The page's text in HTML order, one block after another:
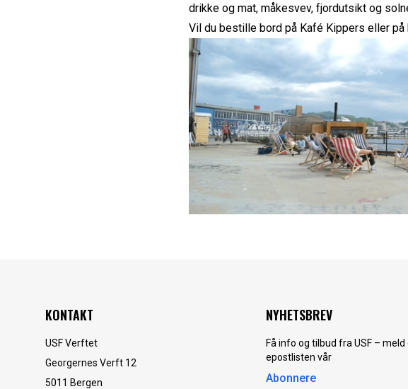
drikke og mat, måkesvev, fjordutsikt og
Vil du bestille bord på Kafé Kippers eller på
KONTAKT
USF Verftet
Georgernes Verft 12
5011 Bergen
NYHETSBREV
Få info og tilbud fra USF – meld
epostlisten vår
Abonnere